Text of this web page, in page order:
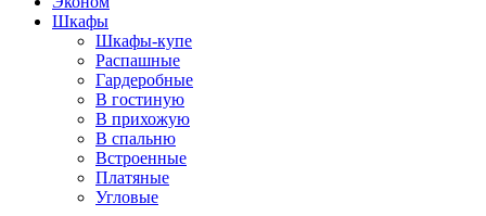
Шкафы
Шкафы-купе
Распашные
Гардеробные
В гостиную
В прихожую
В спальню
Встроенные
Платяные
Угловые